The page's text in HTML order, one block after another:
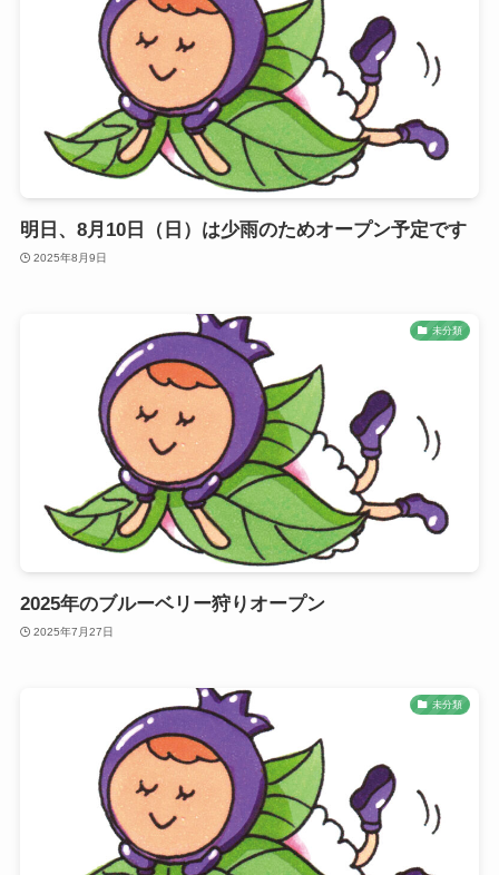
明日、8月10日（日）は少雨のためオープン予定です
2025年8月9日
未分類
2025年のブルーベリー狩りオープン
2025年7月27日
未分類